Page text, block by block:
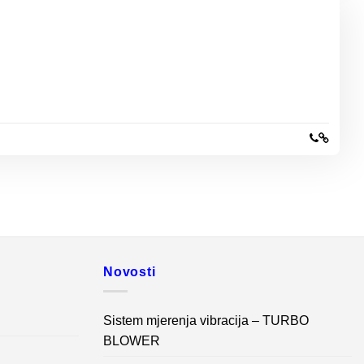
Novosti
Sistem mjerenja vibracija – TURBO
BLOWER